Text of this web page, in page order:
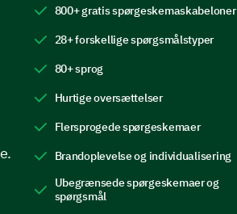
effektivitet af vores kampagne?
800+ gratis spørgeskemaskabeloner
28+ forskellige spørgsmålstyper
80+ sprog
Hurtige oversættelser
Flersprogede spørgeskemaer
Brandoplevelse og individualisering
Ubegrænsede spørgeskemaer og
spørgsmål